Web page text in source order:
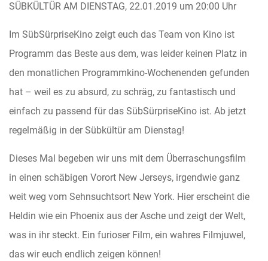
SÜBKÜLTÜR AM DIENSTAG, 22.01.2019 um 20:00 Uhr
Im SübSürpriseKino zeigt euch das Team von Kino ist
Programm das Beste aus dem, was leider keinen Platz in
den monatlichen Programmkino-Wochenenden gefunden
hat – weil es zu absurd, zu schräg, zu fantastisch und
einfach zu passend für das SübSürpriseKino ist. Ab jetzt
regelmäßig in der Sübkültür am Dienstag!
Dieses Mal begeben wir uns mit dem Überraschungsfilm
in einen schäbigen Vorort New Jerseys, irgendwie ganz
weit weg vom Sehnsuchtsort New York. Hier erscheint die
Heldin wie ein Phoenix aus der Asche und zeigt der Welt,
was in ihr steckt. Ein furioser Film, ein wahres Filmjuwel,
das wir euch endlich zeigen können!